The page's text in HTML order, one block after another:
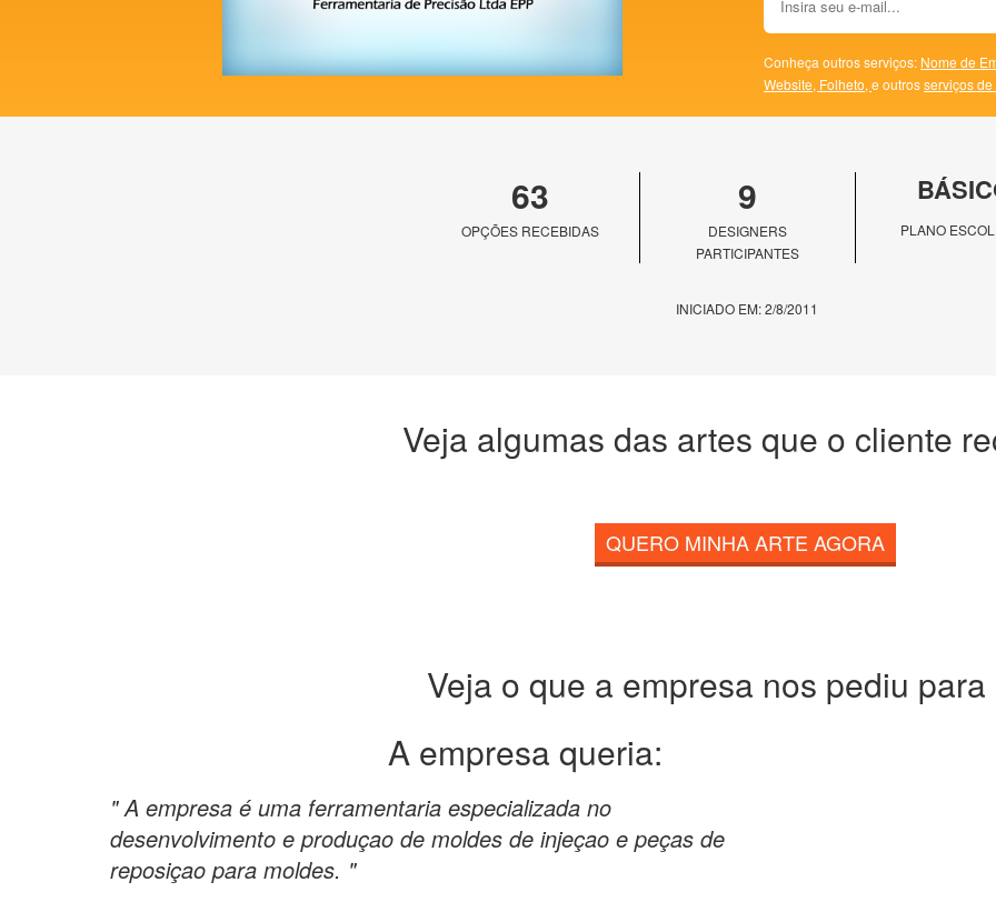
Conheça outros serviços: Nome de
Website, Folheto, e outrosserviços
63
OPÇÕES RECEBIDAS
9
DESIGNERS
PARTICIPANTES
PLANO
INICIADO EM: 2/8/2011
Veja algumas das artes que o cliente
QUERO MINHA ARTE AGORA
Veja o que a empresa nos pediu para
A empresa queria:
" A empresa é uma ferramentaria especializada no
desenvolvimento e produçao de moldes de injeçao e peças de
reposiçao para moldes. "